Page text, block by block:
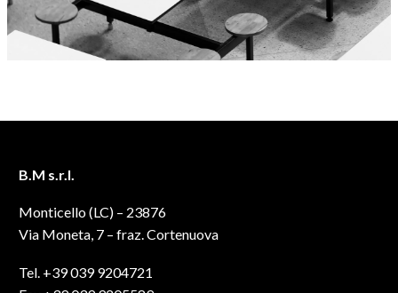
B.M s.r.l.
Monticello (LC) – 23876
Via Moneta, 7 – fraz. Cortenuova
Tel. +39 039 9204721